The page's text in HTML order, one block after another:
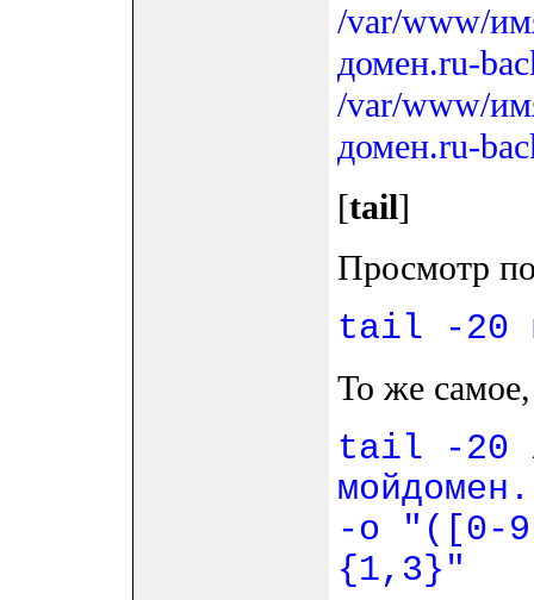
/var/www/
домен.ru-
/var/www/
домен.ru-
[tail]
Просмотр
tail -20
То же
tail -20 /
-o "([0-
{1,3}"